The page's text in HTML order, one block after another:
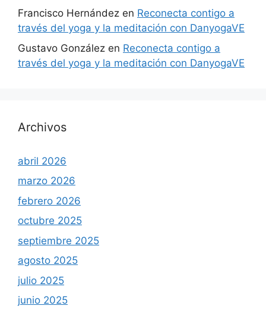
Francisco Hernández en Reconecta contigo a
través del yoga y la meditación con DanyogaVE
Gustavo González en Reconecta contigo a
través del yoga y la meditación con DanyogaVE
Archivos
abril 2026
marzo 2026
febrero 2026
octubre 2025
septiembre 2025
agosto 2025
julio 2025
junio 2025